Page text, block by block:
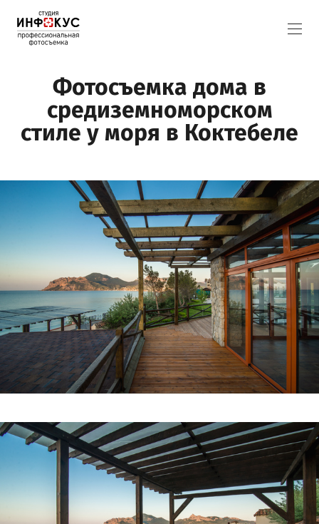
Фотосъемка дома в
средиземноморском
стиле у моря в Коктебеле